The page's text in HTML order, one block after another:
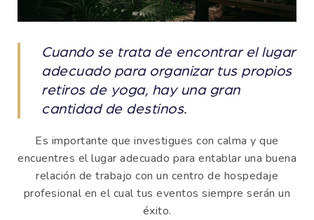
Cuando se trata de encontrar el lugar
adecuado para organizar tus propios
retiros de yoga, hay una gran
cantidad de destinos.
Es importante que investigues con calma y que
encuentres el lugar adecuado para entablar una buena
relación de trabajo con un centro de hospedaje
profesional en el cual tus eventos siempre serán un
éxito.